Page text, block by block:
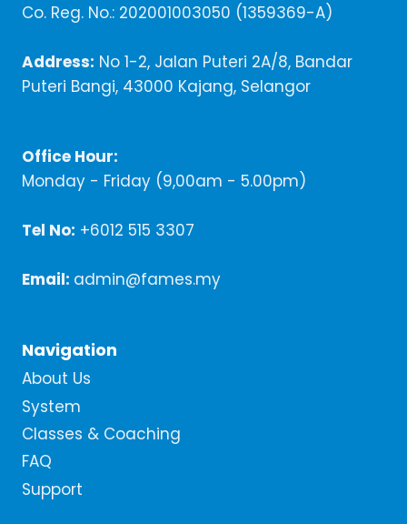
Co. Reg. No.: 202001003050 (1359369-A)
Address: No 1-2, Jalan Puteri 2A/8, Bandar
Puteri Bangi, 43000 Kajang, Selangor
Office Hour:
Monday - Friday (9,00am - 5.00pm)
Tel No: +6012 515 3307
Email: admin@fames.my
Navigation
About Us
System
Classes & Coaching
FAQ
Support